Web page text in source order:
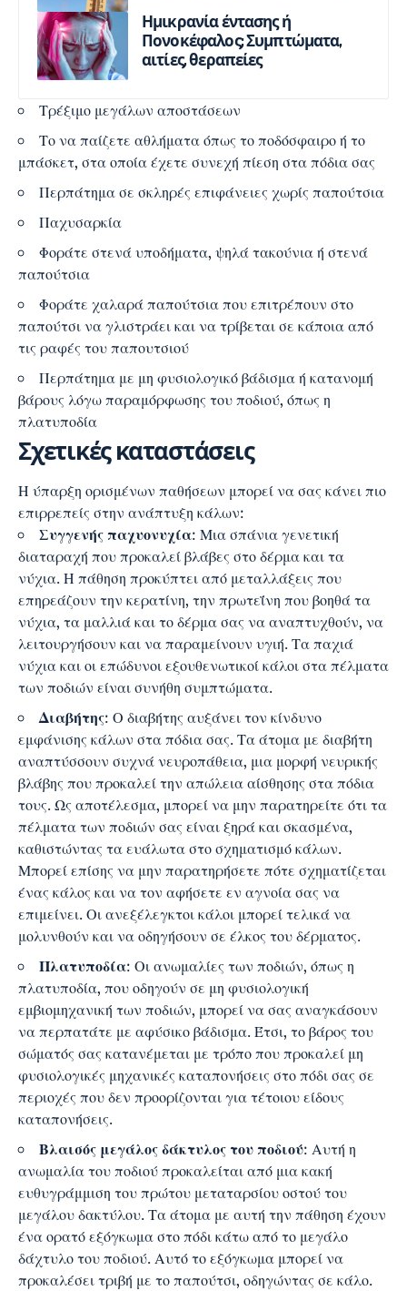
Ημικρανία έντασης ή
Πονοκέφαλος; Συμπτώματα,
αιτίες, θεραπείες
Τρέξιμο μεγάλων αποστάσεων
Το να παίζετε αθλήματα όπως το ποδόσφαιρο ή το
μπάσκετ, στα οποία έχετε συνεχή πίεση στα πόδια σας
Περπάτημα σε σκληρές επιφάνειες χωρίς παπούτσια
Παχυσαρκία
Φοράτε στενά υποδήματα, ψηλά τακούνια ή στενά
παπούτσια
Φοράτε χαλαρά παπούτσια που επιτρέπουν στο
παπούτσι να γλιστράει και να τρίβεται σε κάποια από
τις ραφές του παπουτσιού
Περπάτημα με μη φυσιολογικό βάδισμα ή κατανομή
βάρους λόγω παραμόρφωσης του ποδιού, όπως η
πλατυποδία
Σχετικές καταστάσεις
Η ύπαρξη ορισμένων παθήσεων μπορεί να σας κάνει πιο
επιρρεπείς στην ανάπτυξη κάλων:
Συγγενής παχυονυχία: Μια σπάνια γενετική
διαταραχή που προκαλεί βλάβες στο δέρμα και τα
νύχια. Η πάθηση προκύπτει από μεταλλάξεις που
επηρεάζουν την κερατίνη, την πρωτεΐνη που βοηθά τα
νύχια, τα μαλλιά και το δέρμα σας να αναπτυχθούν, να
λειτουργήσουν και να παραμείνουν υγιή. Τα παχιά
νύχια και οι επώδυνοι εξουθενωτικοί κάλοι στα πέλματα
των ποδιών είναι συνήθη συμπτώματα.
Διαβήτης: Ο διαβήτης αυξάνει τον κίνδυνο
εμφάνισης κάλων στα πόδια σας. Τα άτομα με διαβήτη
αναπτύσσουν συχνά νευροπάθεια, μια μορφή νευρικής
βλάβης που προκαλεί την απώλεια αίσθησης στα πόδια
τους. Ως αποτέλεσμα, μπορεί να μην παρατηρείτε ότι τα
πέλματα των ποδιών σας είναι ξηρά και σκασμένα,
καθιστώντας τα ευάλωτα στο σχηματισμό κάλων.
Μπορεί επίσης να μην παρατηρήσετε πότε σχηματίζεται
ένας κάλος και να τον αφήσετε εν αγνοία σας να
επιμείνει. Οι ανεξέλεγκτοι κάλοι μπορεί τελικά να
μολυνθούν και να οδηγήσουν σε έλκος του δέρματος.
Πλατυποδία: Οι ανωμαλίες των ποδιών, όπως η
πλατυποδία, που οδηγούν σε μη φυσιολογική
εμβιομηχανική των ποδιών, μπορεί να σας αναγκάσουν
να περπατάτε με αφύσικο βάδισμα. Έτσι, το βάρος του
σώματός σας κατανέμεται με τρόπο που προκαλεί μη
φυσιολογικές μηχανικές καταπονήσεις στο πόδι σας σε
περιοχές που δεν προορίζονται για τέτοιου είδους
καταπονήσεις.
Βλαισός μεγάλος δάκτυλος του ποδιού: Αυτή η
ανωμαλία του ποδιού προκαλείται από μια κακή
ευθυγράμμιση του πρώτου μεταταρσίου οστού του
μεγάλου δακτύλου. Τα άτομα με αυτή την πάθηση έχουν
ένα ορατό εξόγκωμα στο πόδι κάτω από το μεγάλο
δάχτυλο του ποδιού. Αυτό το εξόγκωμα μπορεί να
προκαλέσει τριβή με το παπούτσι, οδηγώντας σε κάλο.